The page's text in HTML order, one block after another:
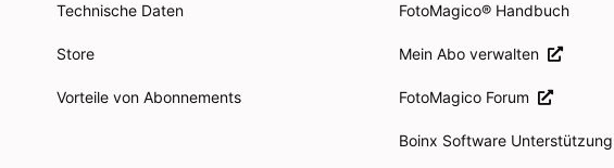
Technische Daten
Store
Vorteile von Abonnements
FotoMagico® Handbuch
Mein Abo verwalten
FotoMagico Forum
Boinx Software Unterstützung